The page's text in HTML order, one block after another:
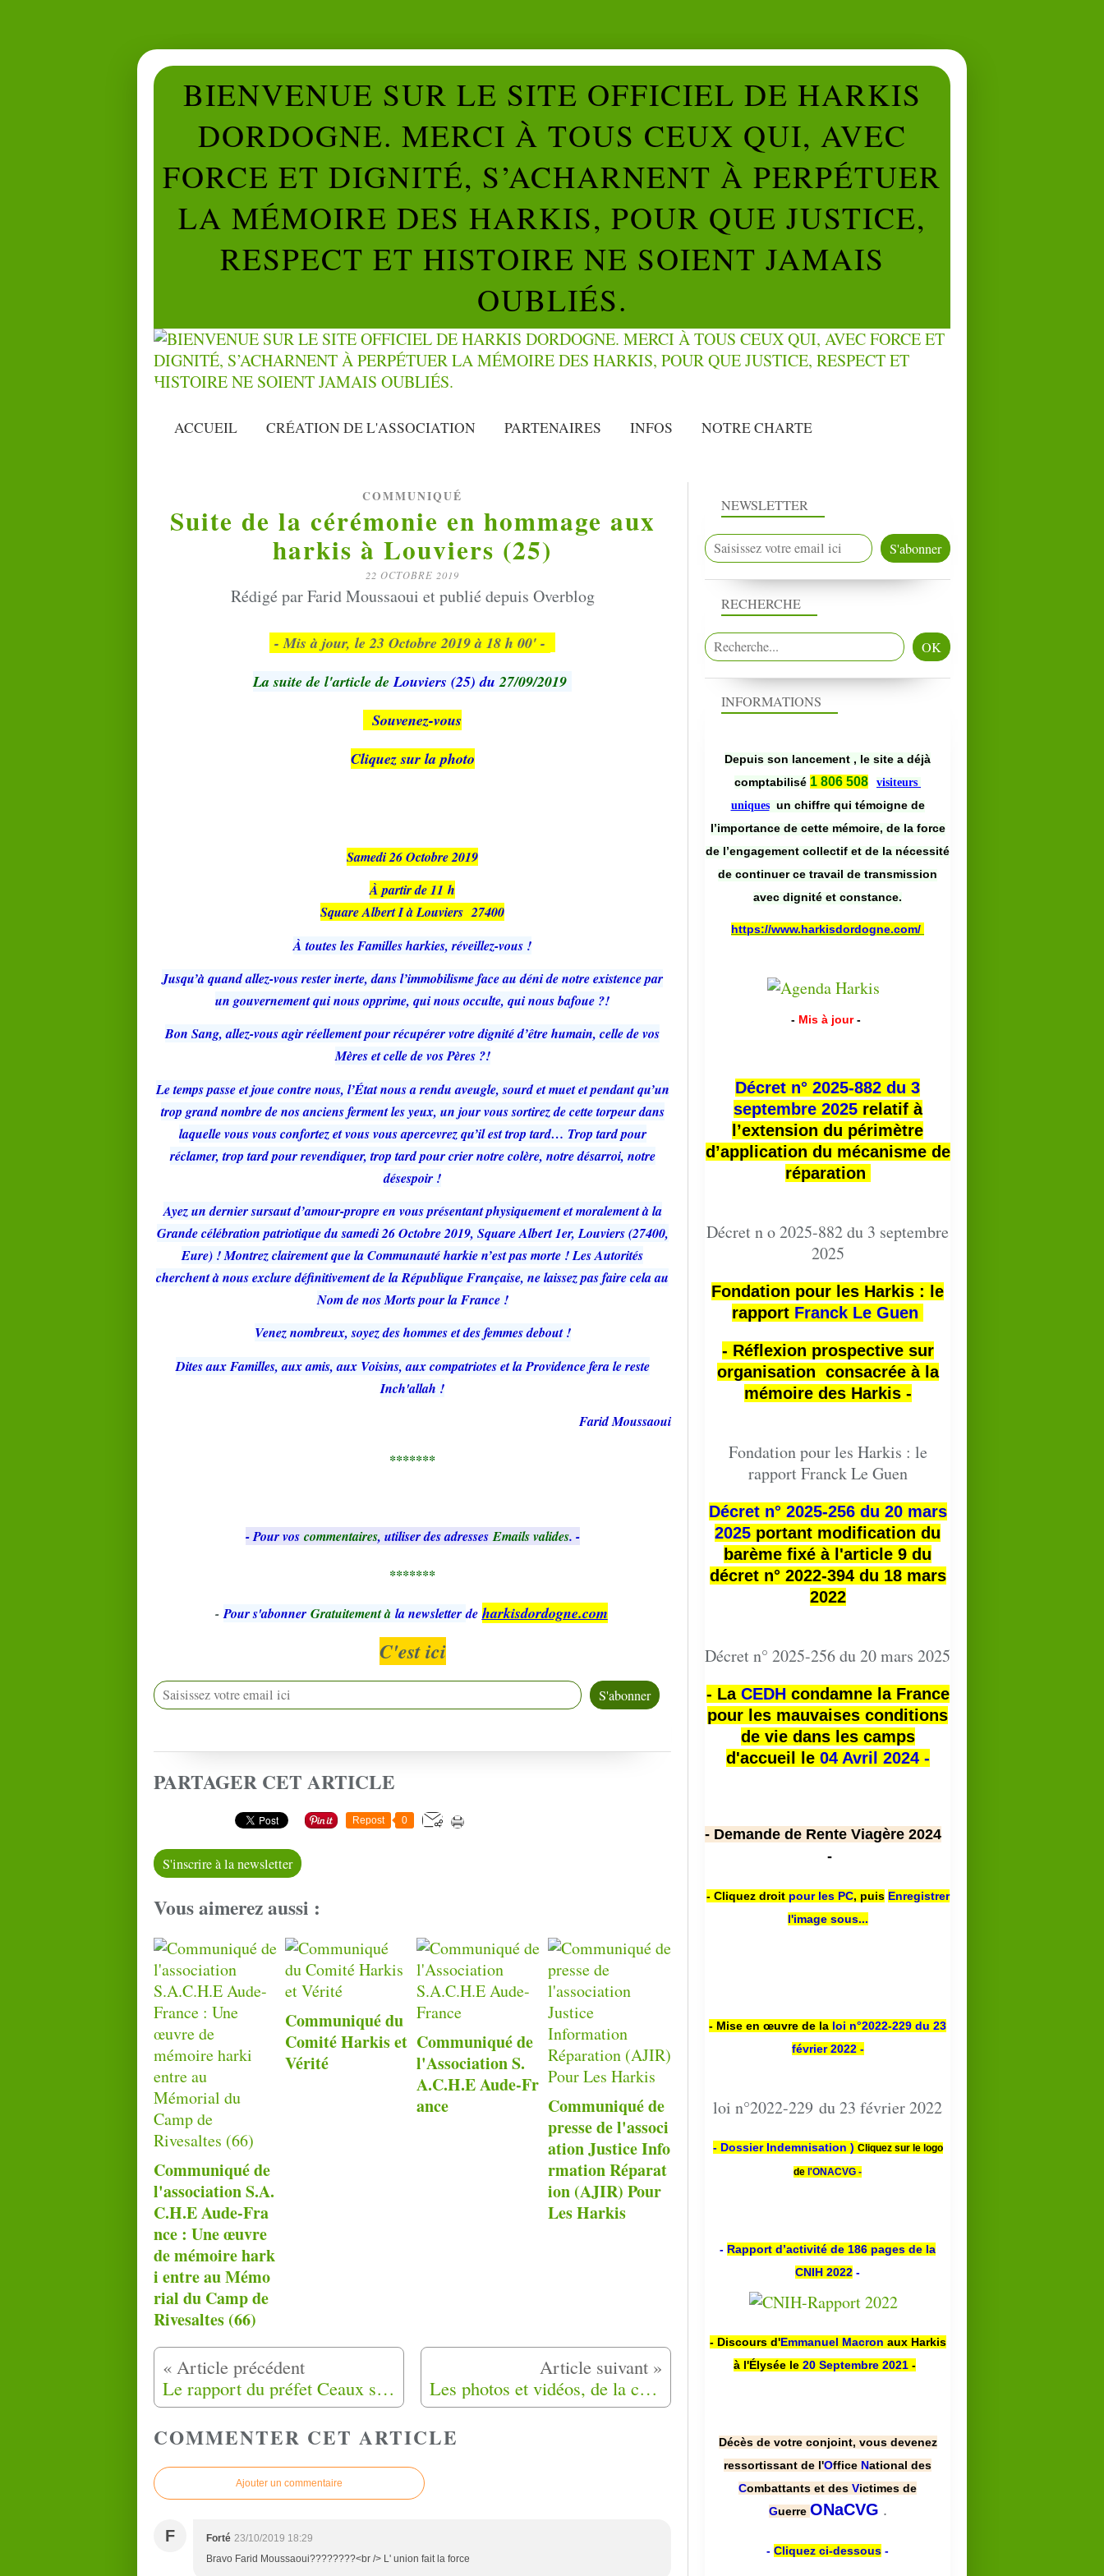
BIENVENUE SUR LE SITE OFFICIEL DE HARKIS
DORDOGNE. MERCI À TOUS CEUX QUI, AVEC
FORCE ET DIGNITÉ, S’ACHARNENT À PERPÉTUER
LA MÉMOIRE DES HARKIS, POUR QUE JUSTICE,
RESPECT ET HISTOIRE NE SOIENT JAMAIS
OUBLIÉS.
ACCUEIL CRÉATION DE L'ASSOCIATION PARTENAIRES INFOS NOTRE CHARTE
COMMUNIQUÉ
Suite de la cérémonie en hommage aux
harkis à Louviers (25)
22 OCTOBRE 2019
Rédigé par Farid Moussaoui et publié depuis Overblog
- Mis à jour, le 23 Octobre 2019 à 18 h 00' -
La suite de l'article deLouviers (25) du27/09/2019
Souvenez-vous
Cliquez sur la photo
Samedi 26 Octobre 2019
À partir de 11 h
Square Albert I à Louviers 27400
À toutes les Familles harkies, réveillez-vous !
Jusqu’à quand allez-vous rester inerte, dans l’immobilisme face au déni de notre existence par
un gouvernement qui nous opprime, qui nous occulte, qui nous bafoue ?!
Bon Sang, allez-vous agir réellement pour récupérer votre dignité d’être humain, celle de vos
Mères et celle de vos Pères ?!
Le temps passe et joue contre nous, l’État nous a rendu aveugle, sourd et muet et pendant qu’un
trop grand nombre de nos anciens ferment les yeux, un jour vous sortirez de cette torpeur dans
laquelle vous vous confortez et vous vous apercevrez qu’il est trop tard… Trop tard pour
réclamer, trop tard pour revendiquer, trop tard pour crier notre colère, notre désarroi, notre
désespoir !
Ayez un dernier sursaut d’amour-propre en vous présentant physiquement et moralement à la
Grande célébration patriotique du samedi 26 Octobre 2019, Square Albert 1er, Louviers (27400,
Eure) ! Montrez clairement que la Communauté harkie n’est pas morte ! Les Autorités
cherchent à nous exclure définitivement de la République Française, ne laissez pas faire cela au
Nom de nos Morts pour la France !
Venez nombreux, soyez des hommes et des femmes debout !
Dites aux Familles, aux amis, aux Voisins, aux compatriotes et la Providence fera le reste
Inch'allah !
Farid Moussaoui
*******
- Pour vos commentaires, utiliser des adressesEmails valides. -
*******
- Pour s'abonner Gratuitement à la newsletter de harkisdordogne.com
C'est ici
PARTAGER CET ARTICLE
Repost 0
S'inscrire à la newsletter
Vous aimerez aussi :
Communiqué de
l'association S.A.
C.H.E Aude-Fra
nce : Une œuvre
de mémoire hark
i entre au Mémo
rial du Camp de
Rivesaltes (66)
Communiqué du
Comité Harkis et
Vérité
Communiqué de
l'Association S.
A.C.H.E Aude-Fr
ance
Communiqué de
presse de l'associ
ation Justice Info
rmation Réparat
ion (AJIR) Pour
Les Harkis
Le rapport du préfet Ceaux sur les harkis, relevé de quelques erreurs, par le général Maurice Faivre Les photos et vidéos, de la cérémonie du 19 octobre 2019 à Rivesaltes (66)
COMMENTER CET ARTICLE
Ajouter un commentaire
F Forté 23/10/2019 18:29
Bravo Farid Moussaoui????????<br /> L' union fait la force
NEWSLETTER
RECHERCHE
INFORMATIONS
Depuis son lancement , le site a déjà
comptabilisé 1 806 508
visiteurs
uniques un chiffre qui témoigne de
l’importance de cette mémoire, de la force
de l’engagement collectif et de la nécessité
de continuer ce travail de transmission
avec dignité et constance.
https://www.harkisdordogne.com/
- Mis à jour -
Décret n° 2025-882 du 3
septembre 2025relatif à
l’extension du périmètre
d’application du mécanisme de
réparation
Décret n o 2025-882 du 3 septembre
2025
Fondation pour les Harkis : le
rapport Franck Le Guen
- Réflexion prospective sur
organisation consacrée à la
mémoire des Harkis -
Fondation pour les Harkis : le
rapport Franck Le Guen
Décret n° 2025-256 du 20 mars
2025 portant modification du
barème fixé à l'article 9 du
décret n° 2022-394 du 18 mars
2022
Décret n° 2025-256 du 20 mars 2025
- La CEDHcondamne la France
pour les mauvaises conditions
de vie dans les camps
d'accueil le 04 Avril 2024 -
- Demande de Rente Viagère 2024
-
- Cliquez droit pour les PC, puis Enregistrer
l'image sous...
- Mise en œuvre de la loi n°2022-229 du 23
février 2022 -
loi n°2022-229 du 23 février 2022
- Dossier Indemnisation ) Cliquez sur le logo
de l'ONACVG -
- Rapport d’activité de 186 pages de la
CNIH 2022 -
- Discours d'Emmanuel Macron aux Harkis
à l'Élysée le 20 Septembre 2021 -
Décès de votre conjoint, vous devenez
ressortissant de l'Office National des
Combattants et des Victimes de
Guerre ONaCVG .
- Cliquez ci-dessous -